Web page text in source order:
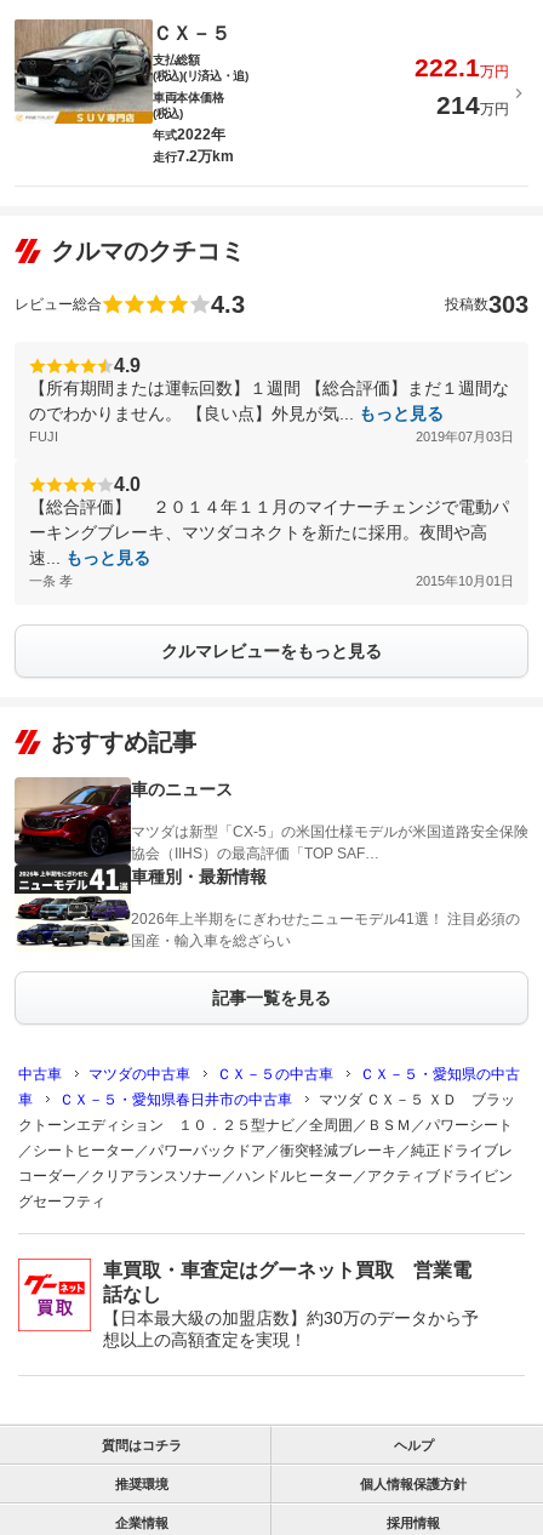
ＣＸ－５
支払総額
(税込)(リ済込・追)
222.1万円
車両本体価格
(税込)
214万円
年式2022年
走行7.2万km
クルマのクチコミ
レビュー総合 4.3 投稿数303
4.9
【所有期間または運転回数】１週間 【総合評価】まだ１週間な
のでわかりません。 【良い点】外見が気...
もっと見る
FUJI 2019年07月03日
4.0
【総合評価】 ２０１４年１１月のマイナーチェンジで電動パ
ーキングブレーキ、マツダコネクトを新たに採用。夜間や高
速...
もっと見る
一条 孝 2015年10月01日
クルマレビューをもっと見る
おすすめ記事
車のニュース
マツダは新型「CX-5」の米国仕様モデルが米国道路安全保険
協会（IIHS）の最高評価「TOP SAF…
車種別・最新情報
2026年上半期をにぎわせたニューモデル41選！ 注目必須の
国産・輸入車を総ざらい
記事一覧を見る
中古車 マツダの中古車 ＣＸ－５の中古車
ＣＸ－５・愛知県の中古
車
ＣＸ－５・愛知県春日井市の中古車
マツダ ＣＸ－５ ＸＤ ブラッ
クトーンエディション １０．２５型ナビ／全周囲／ＢＳＭ／パワーシート
／シートヒーター／パワーバックドア／衝突軽減ブレーキ／純正ドライブレ
コーダー／クリアランスソナー／ハンドルヒーター／アクティブドライビン
グセーフティ
車買取・車査定はグーネット買取 営業電
話なし
【日本最大級の加盟店数】約30万のデータから予
想以上の高額査定を実現！
質問はコチラ ヘルプ
推奨環境 個人情報保護方針
企業情報 採用情報